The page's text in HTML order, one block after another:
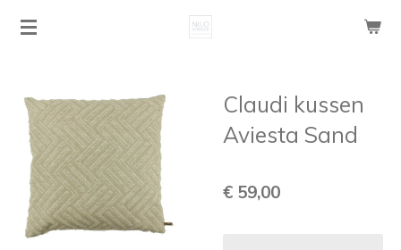
Ga
hoofdinhoud
Claudi kussen
Aviesta Sand
€ 59,00